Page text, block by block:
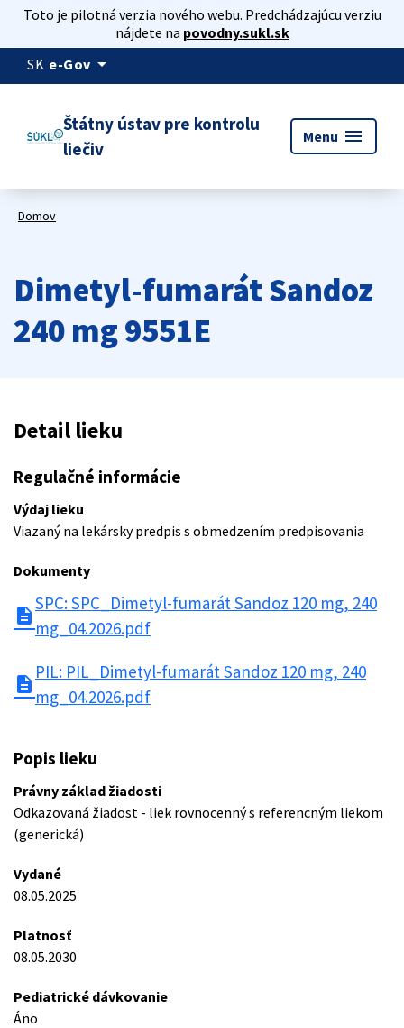
Toto je pilotná verzia nového webu. Predchádzajúcu verziu
nájdete na povodny.sukl.sk
SK e-Gov arrow_drop_down
Štátny ústav pre kontrolu
liečiv
Menu menu
Domov
Dimetyl-fumarát Sandoz
240 mg 9551E
Detail lieku
Regulačné informácie
Výdaj lieku
Viazaný na lekársky predpis s obmedzením predpisovania
Dokumenty
description
SPC: SPC_Dimetyl-fumarát Sandoz 120 mg, 240
mg_04.2026.pdf
description
PIL: PIL_Dimetyl-fumarát Sandoz 120 mg, 240
mg_04.2026.pdf
Popis lieku
Právny základ žiadosti
Odkazovaná žiadost - liek rovnocenný s referencným liekom
(generická)
Vydané
08.05.2025
Platnosť
08.05.2030
Pediatrické dávkovanie
Áno